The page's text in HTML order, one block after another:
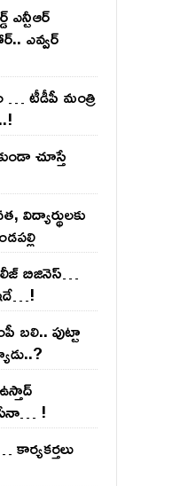
ఎవ్వ‌ర్
… టీడీపీ మంత్రి
చూస్తే
విద్యార్థుల‌కు
బిజినెస్‌…
బలి.. పుట్టా
!
కార్యకర్తలు